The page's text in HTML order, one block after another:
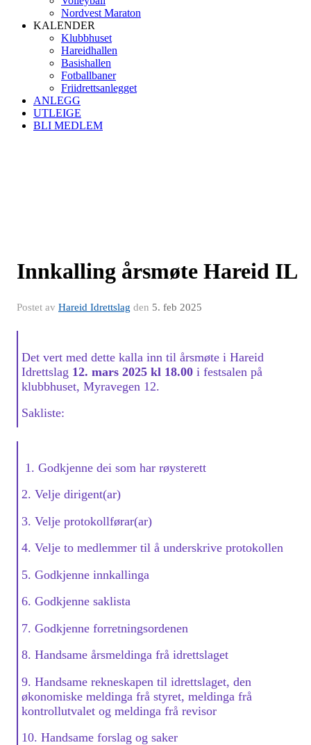
Nordvest Maraton
KALENDER
Klubbhuset
Hareidhallen
Basishallen
Fotballbaner
Friidrettsanlegget
ANLEGG
UTLEIGE
BLI MEDLEM
Innkalling årsmøte Hareid IL
Postet av Hareid Idrettslag den 5. feb 2025
Det vert med dette kalla inn til årsmøte i Hareid
Idrettslag 12. mars 2025 kl 18.00 i festsalen på
klubbhuset, Myravegen 12.
Sakliste:
1. Godkjenne dei som har røysterett
2. Velje dirigent(ar)
3. Velje protokollførar(ar)
4. Velje to medlemmer til å underskrive protokollen
5. Godkjenne innkallinga
6. Godkjenne saklista
7. Godkjenne forretningsordenen
8. Handsame årsmeldinga frå idrettslaget
9. Handsame rekneskapen til idrettslaget, den
økonomiske meldinga frå styret, meldinga frå
kontrollutvalet og meldinga frå revisor
10. Handsame forslag og saker